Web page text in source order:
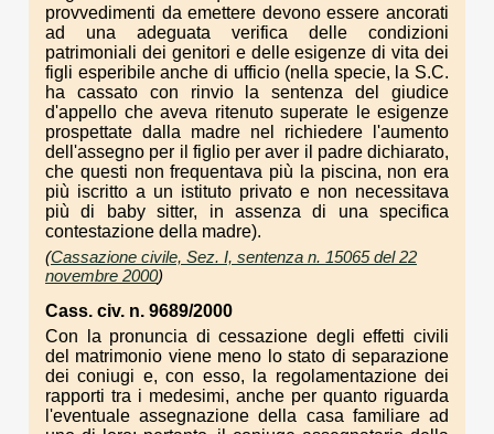
provvedimenti da emettere devono essere ancorati
ad una adeguata verifica delle condizioni
patrimoniali dei genitori e delle esigenze di vita dei
figli esperibile anche di ufficio (nella specie, la S.C.
ha cassato con rinvio la sentenza del giudice
d'appello che aveva ritenuto superate le esigenze
prospettate dalla madre nel richiedere l'aumento
dell'assegno per il figlio per aver il padre dichiarato,
che questi non frequentava più la piscina, non era
più iscritto a un istituto privato e non necessitava
più di baby sitter, in assenza di una specifica
contestazione della madre).
(Cassazione civile, Sez. I, sentenza n. 15065 del 22
novembre 2000)
Cass. civ. n. 9689/2000
Con la pronuncia di cessazione degli effetti civili
del matrimonio viene meno lo stato di separazione
dei coniugi e, con esso, la regolamentazione dei
rapporti tra i medesimi, anche per quanto riguarda
l'eventuale assegnazione della casa familiare ad